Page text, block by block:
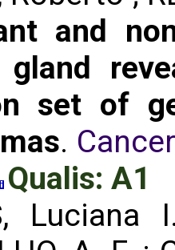
and
gland
set of
.
Qualis: A1